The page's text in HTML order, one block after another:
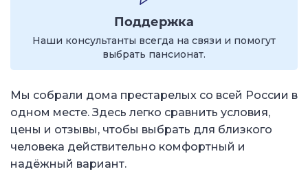
Поддержка
Наши консультанты всегда на связи и помогут
выбрать пансионат.
Мы собрали дома престарелых со всей России в
одном месте. Здесь легко сравнить условия,
цены и отзывы, чтобы выбрать для близкого
человека действительно комфортный и
надёжный вариант.